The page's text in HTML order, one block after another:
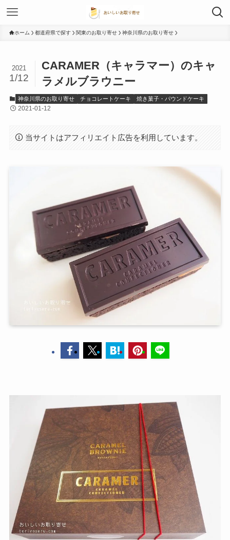
ホーム 都道府県で探す 関東のお取り寄せ 神奈川県のお取り寄せ
CARAMER（キャラマー）のキャ
ラメルブラウニー
2021
1/12
神奈川県のお取り寄せ チョコレートケーキ 焼き菓子・パウンドケーキ
2021-01-12
当サイトはアフィリエイト広告を利用しています。